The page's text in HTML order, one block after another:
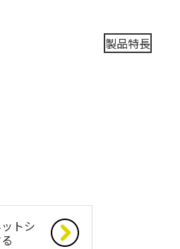
製品特長
トシ